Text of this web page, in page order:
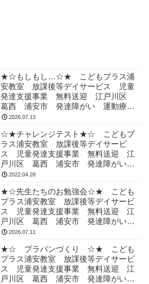
★☆もしもし…☆★ こどもプラス浦
安教室 放課後等デイサービス 児童
発達支援事業 無料送迎 江戸川区
葛西 浦安市 発達障がい 運動療
育 放デイ 児発 ADHD 自閉症
2026.07.13
☆★チャレンジテスト★☆ こどもプ
ラス浦安教室 放課後等デイサービ
ス 児童発達支援事業 無料送迎 江
戸川区 葛西 浦安市 発達障がい
運動療育 放デイ 児発 ADHD 自
2022.04.28
★☆先生たちのお勉強会☆★ こども
プラス浦安教室 放課後等デイサービ
ス 児童発達支援事業 無料送迎 江
戸川区 葛西 浦安市 発達障がい
運動療育 放デイ 児発 ADHD 自
2026.07.11
★☆ プラバンづくり ☆★ こども
プラス浦安教室 放課後等デイサービ
ス 児童発達支援事業 無料送迎 江
戸川区 葛西 浦安市 発達障がい